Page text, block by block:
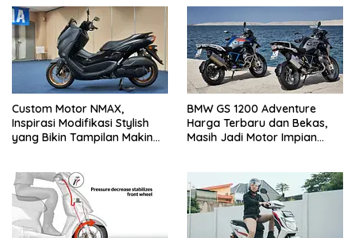
Custom Motor NMAX,
Inspirasi Modifikasi Stylish
yang Bikin Tampilan Makin
BMW GS 1200 Adventure
Harga Terbaru dan Bekas,
Masih Jadi Motor Impian